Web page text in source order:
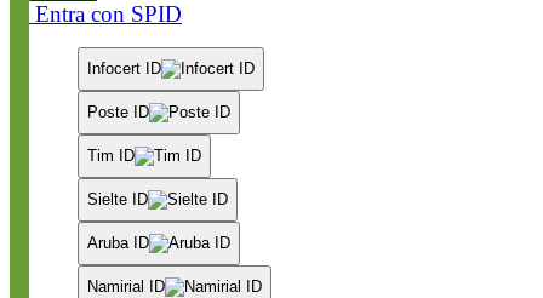
Entra con SPID
Infocert ID
Poste ID
Tim ID
Sielte ID
Aruba ID
Namirial ID